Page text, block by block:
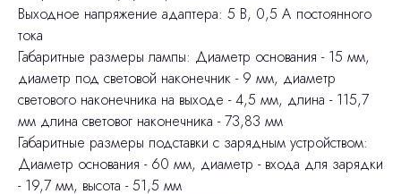
Выходное напряжение адаптера: 5 В, 0,5 А постоянного
тока
Габаритные размеры лампы: Диаметр основания - 15 мм,
диаметр под световой наконечник - 9 мм, диаметр
светового наконечника на выходе - 4,5 мм, длина - 115,7
мм длина световог наконечника - 73,83 мм
Габаритные размеры подставки с зарядным устройством:
Диаметр основания - 60 мм, диаметр - входа для зарядки
- 19,7 мм, высота - 51,5 мм